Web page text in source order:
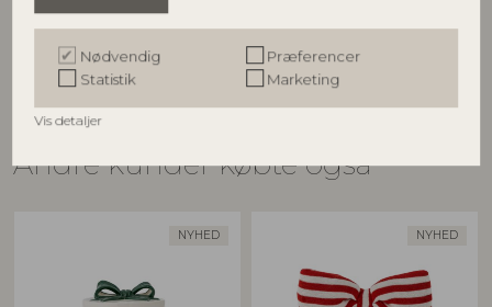
Nødvendig
Præferencer
Statistik
Marketing
Vis detaljer
Vejl. udsalgspris
279,00 DKK 499,00 DKK
Andre kunder købte også
NYHED NYHED